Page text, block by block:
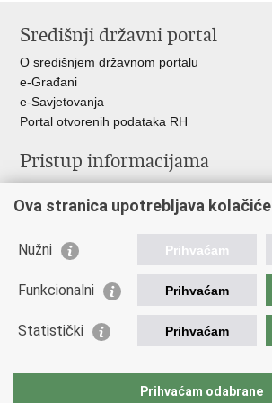
FacebookuTwitteru
Središnji državni portal
O središnjem državnom portalu
e-Građani
e-Savjetovanja
Portal otvorenih podataka RH
Pristup informacijama
Savjetovanje
Zapošljavanje
Odnosi s javnošću
Važne poveznice
Ministarstvo unutarnjih poslova
Ova stranica upotrebljava kolačiće
Nužni Prihvaćam
Funkcionalni Prihvaćam
Statistički Prihvaćam
Prihvaćam odabrane